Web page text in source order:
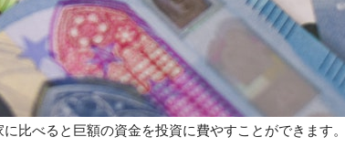
比べると巨額の資金を投資に費やすことができます